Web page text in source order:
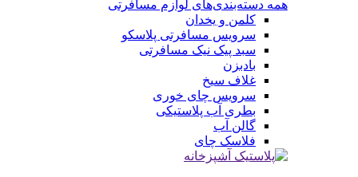
همه دسته‌بندی‌های لوازم مسافرتی
کلمن و یخدان
سرویس مسافرتی پلاسکو
سبد پیک نیک مسافرتی
بادبزن
غلاف سیخ
سرویس چای خوری
بطری آب پلاستیکی
گالن آب
فلاسک چای